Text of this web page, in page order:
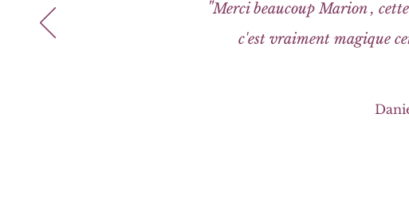
"Merci beaucoup Marion ,
c'est vraiment magique